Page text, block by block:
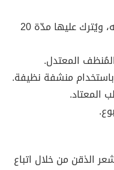
يُوضع الخليط على بشرة الوجه، ويُترك عليها مدّة 20
المعتدل.
منشفة نظيفة.
المعتاد.
الذقن من خلال اتباع